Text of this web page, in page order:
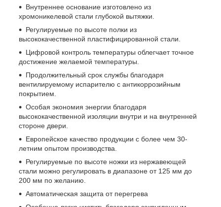
Внутреннее основание изготовлено из
хромоникелевой стали глубокой вытяжки.
Регулируемые по высоте полки из
высококачественной пластифицированной стали.
Цифровой контроль температуры облегчает точное
достижение желаемой температуры.
Продолжительный срок службы благодаря
вентилируемому испарителю с антикоррозийным
покрытием.
Особая экономия энергии благодаря
высококачественной изоляции внутри и на внутренней
стороне двери.
Европейское качество продукции с более чем 30-
летним опытом производства.
Регулируемые по высоте ножки из нержавеющей
стали можно регулировать в диапазоне от 125 мм до
200 мм по желанию.
Автоматическая защита от перегрева